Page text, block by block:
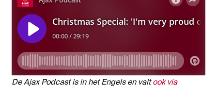
De Ajax Podcast is in het Engels en valtook via